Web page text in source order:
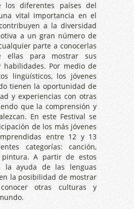
los diferentes países del
vital importancia en el
a la diversidad
a un gran número de
parte a conocerlas
ellas para mostrar sus
habilidades. Por medio de
lingüísticos, los jóvenes
tienen la oportunidad de
y experiencias con otras
que la comprensión y
En este Festival se
de los más jóvenes
entre 12 y 13
categorías: canción,
A partir de estos
la ayuda de las lenguas
la posibilidad de mostrar
otras culturas y